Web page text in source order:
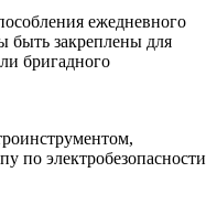
ежедневного
быть закреплены для
бригадного
по электробезопасности